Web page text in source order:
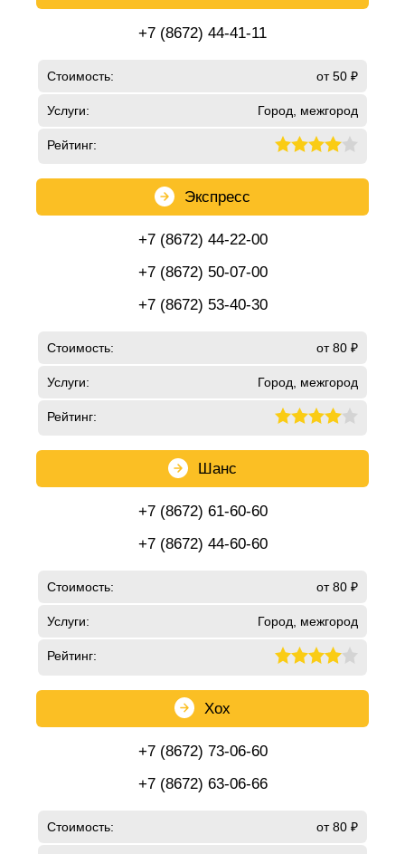
+7 (8672) 44-41-11
Стоимость: от 50 ₽
Услуги: Город, межгород
Рейтинг:
Экспресс
+7 (8672) 44-22-00
+7 (8672) 50-07-00
+7 (8672) 53-40-30
Стоимость: от 80 ₽
Услуги: Город, межгород
Рейтинг:
Шанс
+7 (8672) 61-60-60
+7 (8672) 44-60-60
Стоимость: от 80 ₽
Услуги: Город, межгород
Рейтинг:
Хох
+7 (8672) 73-06-60
+7 (8672) 63-06-66
Стоимость: от 80 ₽